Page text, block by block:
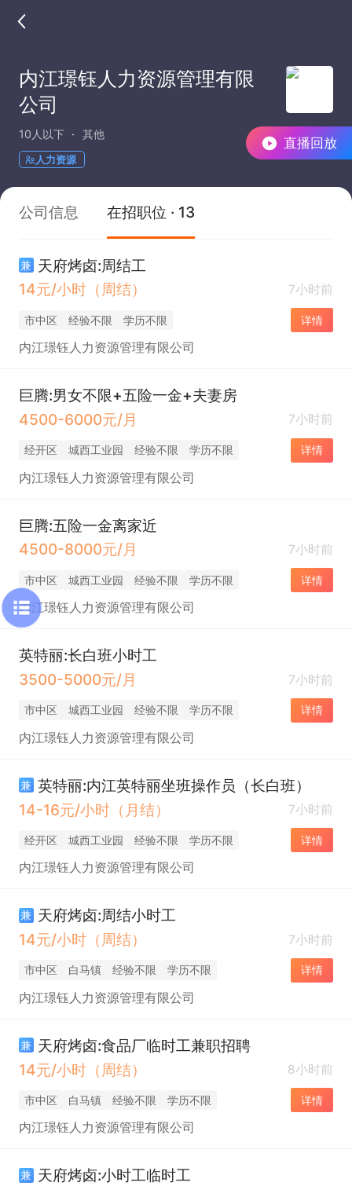
直播回放
内江璟钰人力资源管理有限
公司
10人以下 其他
人力资源
公司信息 在招职位 · 13
兼 天府烤卤:周结工
14元/小时（周结）
7小时前
市中区 经验不限 学历不限 详情
内江璟钰人力资源管理有限公司
巨腾:男女不限+五险一金+夫妻房
4500-6000元/月
7小时前
经开区 城西工业园 经验不限 学历不限 详情
内江璟钰人力资源管理有限公司
巨腾:五险一金离家近
4500-8000元/月
7小时前
市中区 城西工业园 经验不限 学历不限 详情
内江璟钰人力资源管理有限公司
英特丽:长白班小时工
3500-5000元/月
7小时前
市中区 城西工业园 经验不限 学历不限 详情
内江璟钰人力资源管理有限公司
兼 英特丽:内江英特丽坐班操作员（长白班）
14-16元/小时（月结）
7小时前
经开区 城西工业园 经验不限 学历不限 详情
内江璟钰人力资源管理有限公司
兼 天府烤卤:周结小时工
14元/小时（周结）
7小时前
市中区 白马镇 经验不限 学历不限 详情
内江璟钰人力资源管理有限公司
兼 天府烤卤:食品厂临时工兼职招聘
14元/小时（周结）
8小时前
市中区 白马镇 经验不限 学历不限 详情
内江璟钰人力资源管理有限公司
兼 天府烤卤:小时工临时工